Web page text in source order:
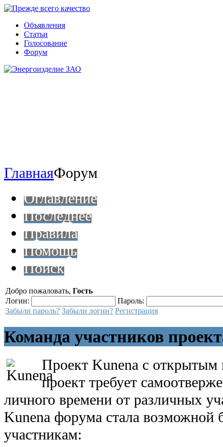
Объявления
Статьи
Голосование
Форум
ГлавнаяФорум
Оглавление
Последнее
Правила
Помощь
Поиск
Добро пожаловать, Гость
Логин:
Пароль:
Забыли пароль? Забыли логин? Регистрация
Команда участников
Проект Kunena с
проект требует
личного времени от различных
Kunena форума стала возможной
участникам: